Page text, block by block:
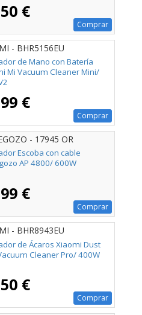
€
Comprar
- BHR5156EU
de Mano con Batería
Mi Vacuum Cleaner Mini/
€
Comprar
- 17945 OR
Escoba con cable
AP 4800/ 600W
€
Comprar
- BHR8943EU
de Ácaros Xiaomi Dust
Cleaner Pro/ 400W
€
Comprar